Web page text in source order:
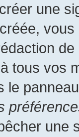
une
créée,
tous vos
le
une